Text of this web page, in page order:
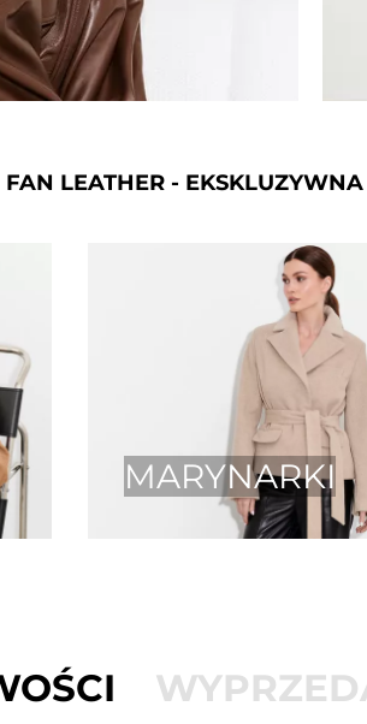
FAN LEATHER -
MARYNARKI